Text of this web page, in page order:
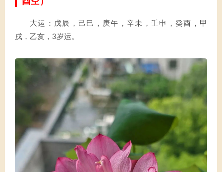
大运：戊辰，己巳，庚午，辛未，壬申，癸酉，甲
戌，乙亥，3岁运。